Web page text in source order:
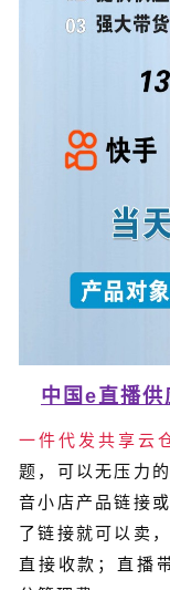
中国e直播
一件代发共享云
题，可以无压力
音小店产品链接
了链接就可以卖
直接收款；直播